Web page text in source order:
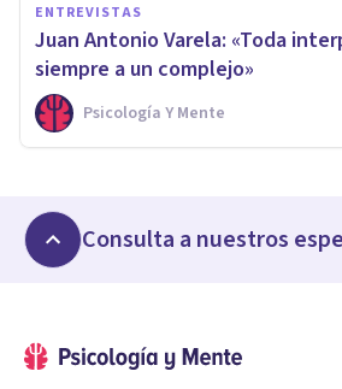
ENTREVISTAS
Juan Antonio Varela: «Toda
siempre a un complejo»
Psicología Y Mente
Consulta a nuestros